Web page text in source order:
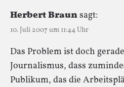
Herbert Braunsagt:
10. Juli 2007 um 11:44 Uhr
Das Problem ist doch
Journalismus, dass
Publikum, das die